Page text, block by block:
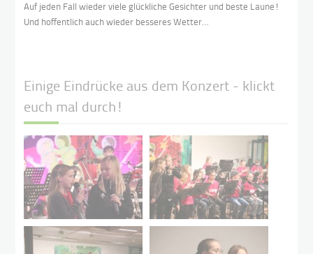
Auf jeden Fall wieder viele glückliche Gesichter und beste Laune!
Und hoffentlich auch wieder besseres Wetter…
Einige Eindrücke aus dem Konzert - klickt
euch mal durch!